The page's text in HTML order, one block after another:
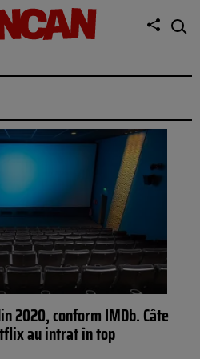
2020, conform IMDb. Câte
au intrat în top